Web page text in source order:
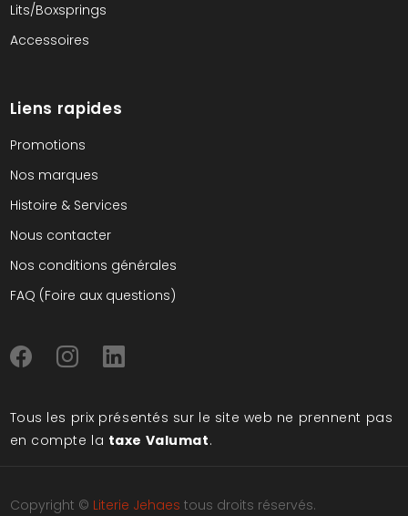
Lits/Boxsprings
Accessoires
Liens rapides
Promotions
Nos marques
Histoire & Services
Nous contacter
Nos conditions générales
FAQ (Foire aux questions)
Tous les prix présentés sur le site web ne prennent pas
en compte la taxe Valumat.
Copyright © Literie Jehaes tous droits réservés.